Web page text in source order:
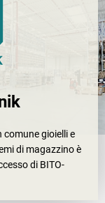
comune gioielli e
di magazzino è
di BITO-
a Meisenheim